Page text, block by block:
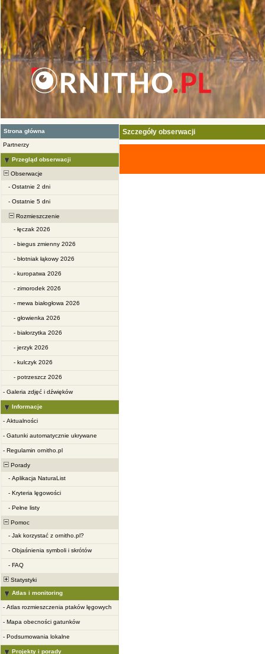
Strona główna
Partnerzy
Przegląd obserwacji
Obserwacje
- Ostatnie 2 dni
- Ostatnie 5 dni
Rozmieszczenie
- łęczak 2026
- biegus zmienny 2026
- błotniak łąkowy 2026
- kuropatwa 2026
- zimorodek 2026
- mewa białogłowa 2026
- głowienka 2026
- białorzytka 2026
- jerzyk 2026
- kulczyk 2026
- potrzeszcz 2026
- Galeria zdjęć i dźwięków
Informacje
- Aktualności
- Gatunki automatycznie ukrywane
- Regulamin ornitho.pl
Porady
- Aplikacja NaturaList
- Kryteria lęgowości
- Pełne listy
Pomoc
- Jak korzystać z ornitho.pl?
- Objaśnienia symboli i skrótów
- FAQ
Statystyki
Atlas i monitoring
- Atlas rozmieszczenia ptaków lęgowych
- Mapa obecności gatunków
- Podsumowania lokalne
Projekty i porady
Szczegóły obserwacji